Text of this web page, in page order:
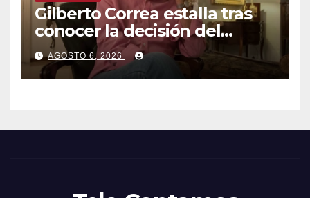
Gilberto Correa estalla tras
conocer la decisión del
tribunal en su caso
AGOSTO 6, 2026